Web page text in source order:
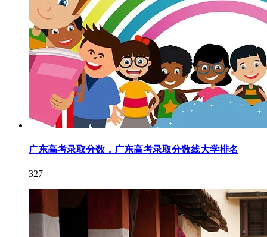
广东高考录取分数，广东高考录取分数线大学排名
327